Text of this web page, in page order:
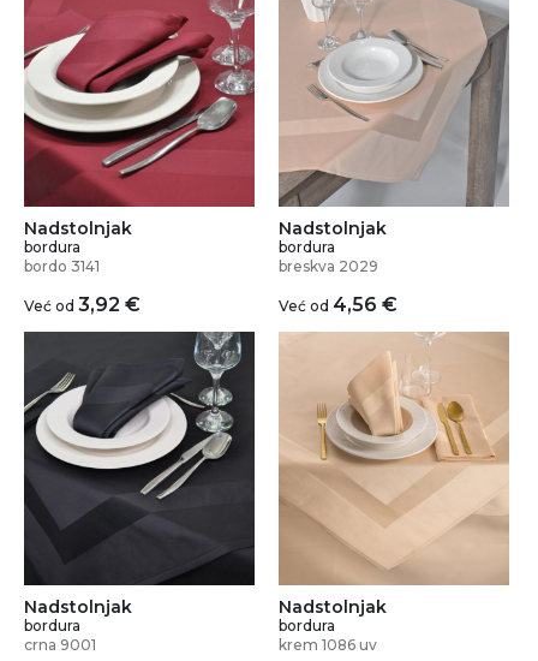
Nadstolnjak
bordura
bordo 3141
Već od 3,92 €
Nadstolnjak
bordura
breskva 2029
Već od 4,56 €
Nadstolnjak
bordura
crna 9001
Nadstolnjak
bordura
krem 1086 uv